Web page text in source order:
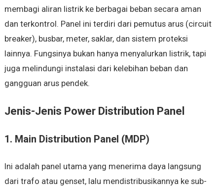
membagi aliran listrik ke berbagai beban secara aman
dan terkontrol. Panel ini terdiri dari pemutus arus (circuit
breaker), busbar, meter, saklar, dan sistem proteksi
lainnya. Fungsinya bukan hanya menyalurkan listrik, tapi
juga melindungi instalasi dari kelebihan beban dan
gangguan arus pendek.
Jenis-Jenis Power Distribution Panel
1. Main Distribution Panel (MDP)
Ini adalah panel utama yang menerima daya langsung
dari trafo atau genset, lalu mendistribusikannya ke sub-